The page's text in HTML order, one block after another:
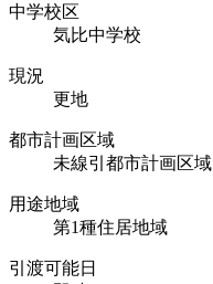
中学校区
気比中学校
現況
更地
都市計画区域
未線引都市計画区域
用途地域
第1種住居地域
引渡可能日